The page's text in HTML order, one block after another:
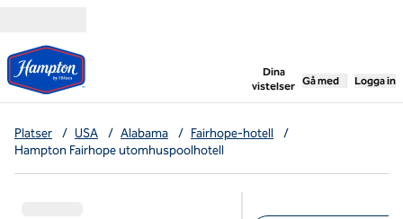
Dina
vistelser
,öppnar ny flik
Gå med Logga in
Platser / USA / Alabama / Fairhope-hotell
/
Hampton Fairhope utomhuspoolhotell